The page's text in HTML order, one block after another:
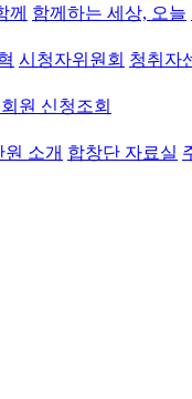
께 함께하는 세상, 오늘
시청자위원회 청취자
원 신청조회
원 소개 합창단 자료실